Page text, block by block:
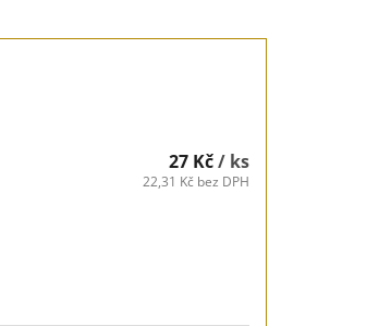
27 Kč/ ks
22,31 Kč bez DPH